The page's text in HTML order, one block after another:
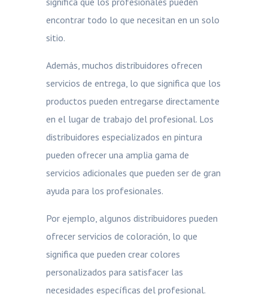
encontrar todo lo que necesitan en un solo
sitio.
Además, muchos distribuidores ofrecen
servicios de entrega, lo que significa que los
productos pueden entregarse directamente
en el lugar de trabajo del profesional. Los
distribuidores especializados en pintura
pueden ofrecer una amplia gama de
servicios adicionales que pueden ser de gran
ayuda para los profesionales.
Por ejemplo, algunos distribuidores pueden
ofrecer servicios de coloración, lo que
significa que pueden crear colores
personalizados para satisfacer las
necesidades específicas del profesional.